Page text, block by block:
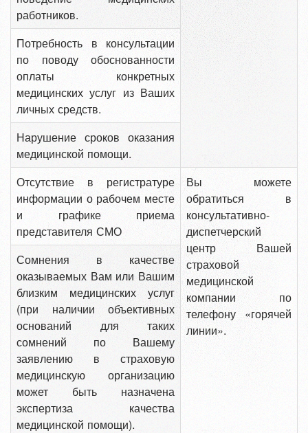
работников.
Потребность в консультации
по поводу обоснованности
оплаты конкретных
медицинских услуг из Ваших
личных средств.
Нарушение сроков оказания
медицинской помощи.
Отсутствие в регистратуре
информации о рабочем месте
и графике приема
представителя СМО
Вы можете
обратиться в
консультативно-
диспетчерский
центр Вашей
страховой
медицинской
компании по
телефону «горячей
линии».
Сомнения в качестве
оказываемых Вам или Вашим
близким медицинских услуг
(при наличии объективных
оснований для таких
сомнений по Вашему
заявлению в страховую
медицинскую организацию
может быть назначена
экспертиза качества
медицинской помощи).